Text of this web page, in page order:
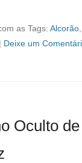
as Tags: Alcorão
| Deixe um
Oculto